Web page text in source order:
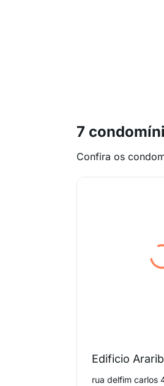
7
Confira os
Edificio
rua delfim carlos